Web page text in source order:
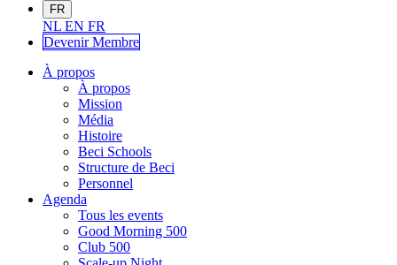
FR
NL EN FR
Devenir Membre
À propos
À propos
Mission
Média
Histoire
Beci Schools
Structure de Beci
Personnel
Agenda
Tous les events
Good Morning 500
Club 500